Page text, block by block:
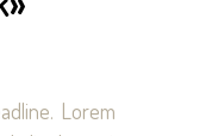
Lorem